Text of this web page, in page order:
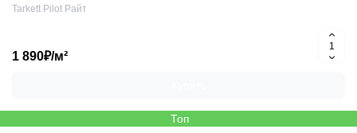
Tarkett Pilot Райт
1 890₽/м²
Топ